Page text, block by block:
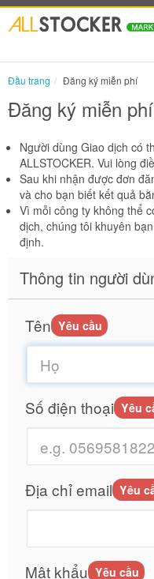
Đầu trang Đăng ký miễn phí
Đăng ký miễn phí
Người dùng Giao dịch có
ALLSTOCKER. Vui lòng
Sau khi nhận được đơn
và cho bạn biết kết quả
Vì mỗi công ty không thể
dịch, chúng tôi khuyên
định.
Thông tin người
Tên Yêu cầu
Số điện thoại Yêu
Địa chỉ email Yêu
Mật khẩu Yêu cầu